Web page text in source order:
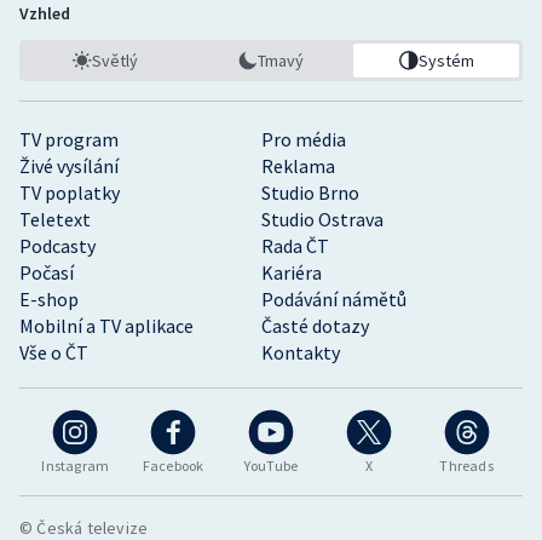
Instagram Facebook YouTube X Threads
TV program
Pro média
Živé vysílání
Reklama
TV poplatky
Studio Brno
Teletext
Studio Ostrava
Podcasty
Rada ČT
Počasí
Kariéra
E-shop
Podávání námětů
Mobilní a TV aplikace
Časté dotazy
Vše o ČT
Kontakty
Vzhled
Světlý Tmavý Systém
© Česká televize